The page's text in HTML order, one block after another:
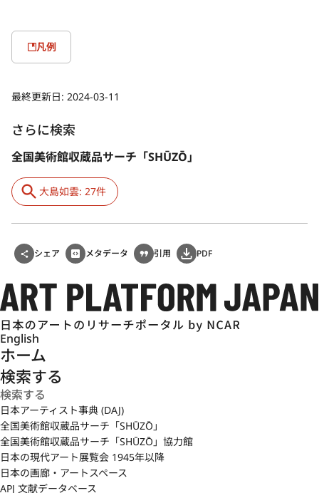
凡例
最終更新日: 2024-03-11
さらに検索
全国美術館収蔵品サーチ「SHŪZŌ」
大島如雲: 27件
シェア メタデータ 引用 PDF
English
ホーム
検索する
日本アーティスト事典 (DAJ)
全国美術館収蔵品サーチ「SHŪZŌ」
全国美術館収蔵品サーチ「SHŪZŌ」協力館
日本の現代アート展覧会 1945年以降
日本の画廊・アートスペース
APJ 文献データベース